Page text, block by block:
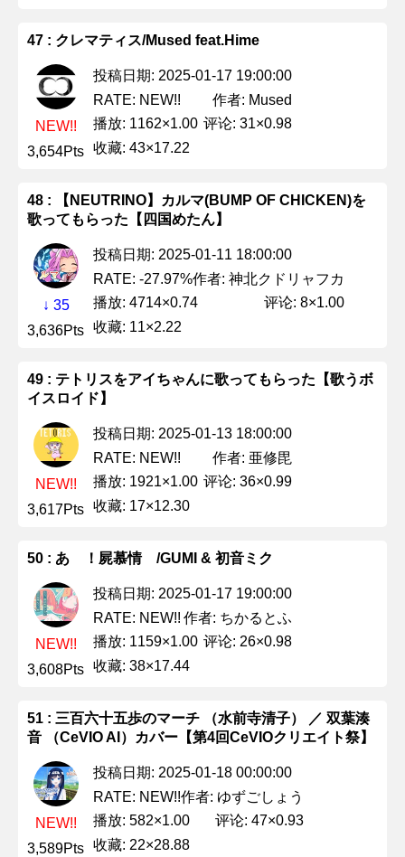
47 : クレマティス/Mused feat.Hime
NEW!!
3,654Pts
投稿日期: 2025-01-17 19:00:00
RATE: NEW!!
作者: Mused
播放: 1162×1.00 评论: 31×0.98
收藏: 43×17.22
48 : 【NEUTRINO】カルマ(BUMP OF CHICKEN)を
歌ってもらった【四国めたん】
↓ 35
3,636Pts
投稿日期: 2025-01-11 18:00:00
RATE: -27.97%作者: 神北クドリャフカ
播放: 4714×0.74
评论: 8×1.00
收藏: 11×2.22
49 : テトリスをアイちゃんに歌ってもらった【歌うボ
イスロイド】
NEW!!
3,617Pts
投稿日期: 2025-01-13 18:00:00
RATE: NEW!!
作者: 亜修毘
播放: 1921×1.00 评论: 36×0.99
收藏: 17×12.30
50 : あゝ！屍慕情 /GUMI & 初音ミク
NEW!!
3,608Pts
投稿日期: 2025-01-17 19:00:00
RATE: NEW!! 作者: ちかるとふ
播放: 1159×1.00 评论: 26×0.98
收藏: 38×17.44
51 : 三百六十五歩のマーチ （水前寺清子） ／ 双葉湊
音 （CeVIO AI）カバー【第4回CeVIOクリエイト祭】
NEW!!
3,589Pts
投稿日期: 2025-01-18 00:00:00
RATE: NEW!!作者: ゆずごしょう
播放: 582×1.00
评论: 47×0.93
收藏: 22×28.88